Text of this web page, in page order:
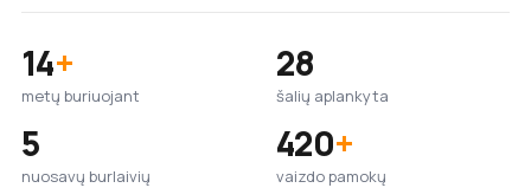
14+
metų buriuojant
28
šalių aplankyta
5
nuosavų burlaivių
420+
vaizdo pamokų